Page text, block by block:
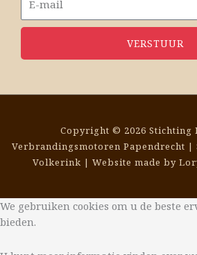
VERSTUUR
Copyright © 2026 Stichting
Verbrandingsmotoren Papendrecht |
Volkerink | Website made by
We gebruiken cookies om u de beste
bieden.